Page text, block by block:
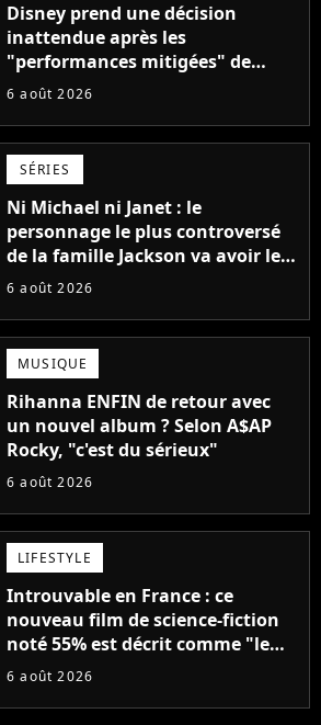
Disney prend une décision
inattendue après les
"performances mitigées" de
Vaiana et The Mandalorian &
6 août 2026
SÉRIES
Ni Michael ni Janet : le
personnage le plus controversé
de la famille Jackson va avoir le
droit à sa propre série
6 août 2026
MUSIQUE
Rihanna ENFIN de retour avec
un nouvel album ? Selon A$AP
Rocky, "c'est du sérieux"
6 août 2026
LIFESTYLE
Introuvable en France : ce
nouveau film de science-fiction
noté 55% est décrit comme "le
plus stupide de l'année"
6 août 2026